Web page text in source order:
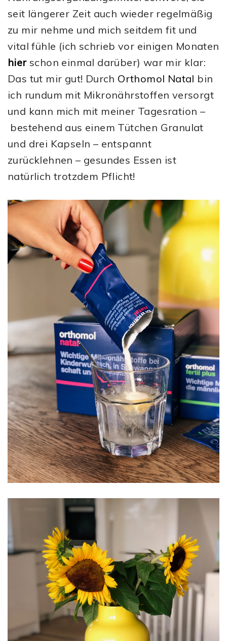
seit längerer Zeit auch wieder regelmäßig
zu mir nehme und mich seitdem fit und
vital fühle (ich schrieb vor einigen Monaten
hier schon einmal darüber) war mir klar:
Das tut mir gut! Durch Orthomol Natal bin
ich rundum mit Mikronährstoffen versorgt
und kann mich mit meiner Tagesration –
bestehend aus einem Tütchen Granulat
und drei Kapseln – entspannt
zurücklehnen – gesundes Essen ist
natürlich trotzdem Pflicht!